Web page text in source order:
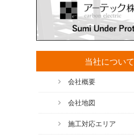
当社について
会社概要
会社地図
施工対応エリア